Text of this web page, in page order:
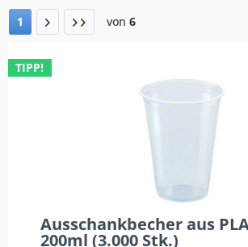
1 von 6
TIPP!
Ausschankbecher aus
200ml (3.000 Stk.)